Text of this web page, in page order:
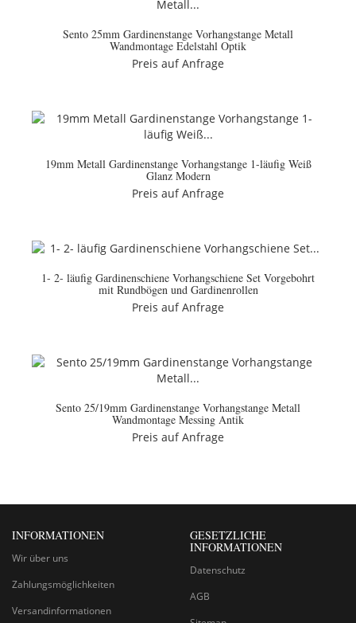
Sento 25mm Gardinenstange Vorhangstange Metall
Wandmontage Edelstahl Optik
Preis auf Anfrage
19mm Metall Gardinenstange Vorhangstange 1-läufig Weiß
Glanz Modern
Preis auf Anfrage
1- 2- läufig Gardinenschiene Vorhangschiene Set Vorgebohrt
mit Rundbögen und Gardinenrollen
Preis auf Anfrage
Sento 25/19mm Gardinenstange Vorhangstange Metall
Wandmontage Messing Antik
Preis auf Anfrage
INFORMATIONEN
Wir über uns
Zahlungsmöglichkeiten
Versandinformationen
GESETZLICHE
INFORMATIONEN
Datenschutz
AGB